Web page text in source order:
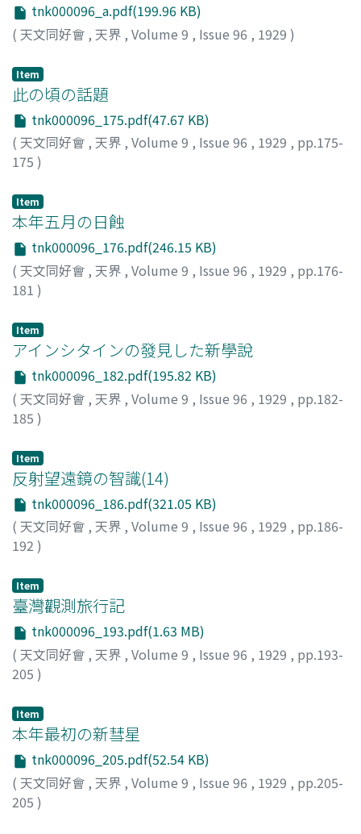
tnk000096_a.pdf(199.96 KB)
( 天文同好會 , 天界 , Volume 9 , Issue 96 , 1929 )
Item
此の頃の話題
tnk000096_175.pdf(47.67 KB)
( 天文同好會 , 天界 , Volume 9 , Issue 96 , 1929 , pp.175-
175 )
Item
本年五月の日蝕
tnk000096_176.pdf(246.15 KB)
( 天文同好會 , 天界 , Volume 9 , Issue 96 , 1929 , pp.176-
181 )
Item
アインシタインの發見した新學說
tnk000096_182.pdf(195.82 KB)
( 天文同好會 , 天界 , Volume 9 , Issue 96 , 1929 , pp.182-
185 )
Item
反射望遠鏡の智識(14)
tnk000096_186.pdf(321.05 KB)
( 天文同好會 , 天界 , Volume 9 , Issue 96 , 1929 , pp.186-
192 )
Item
臺灣觀測旅行記
tnk000096_193.pdf(1.63 MB)
( 天文同好會 , 天界 , Volume 9 , Issue 96 , 1929 , pp.193-
205 )
Item
本年最初の新彗星
tnk000096_205.pdf(52.54 KB)
( 天文同好會 , 天界 , Volume 9 , Issue 96 , 1929 , pp.205-
205 )